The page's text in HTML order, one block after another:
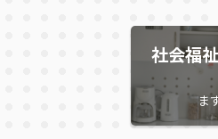
社会福
ま